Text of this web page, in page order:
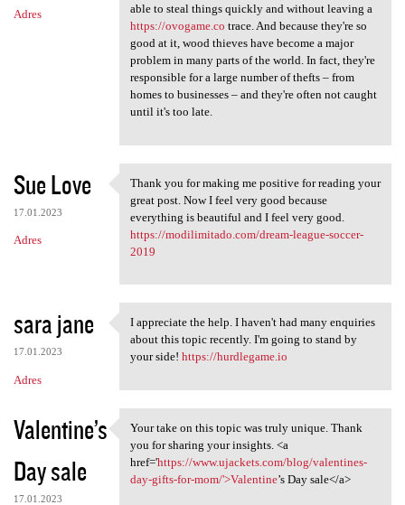
Adres
able to steal things quickly and without leaving a
https://ovogame.co trace. And because they're so
good at it, wood thieves have become a major
problem in many parts of the world. In fact, they're
responsible for a large number of thefts – from
homes to businesses – and they're often not caught
until it's too late.
Sue Love
17.01.2023
Adres
Thank you for making me
Thank you for making me positive for reading your
great post. Now I feel very good because
everything is beautiful and I feel very good.
https://modilimitado.com/dream-league-soccer-
2019
sara jane
17.01.2023
Adres
I appreciate the help. I
I appreciate the help. I haven't had many enquiries
about this topic recently. I'm going to stand by
your side! https://hurdlegame.io
Valentine’s
Day sale
17.01.2023
Your take on this topic was
Your take on this topic was truly unique. Thank
you for sharing your insights. <a
href='https://www.ujackets.com/blog/valentines-
day-gifts-for-mom/'>Valentine’s Day sale</a>